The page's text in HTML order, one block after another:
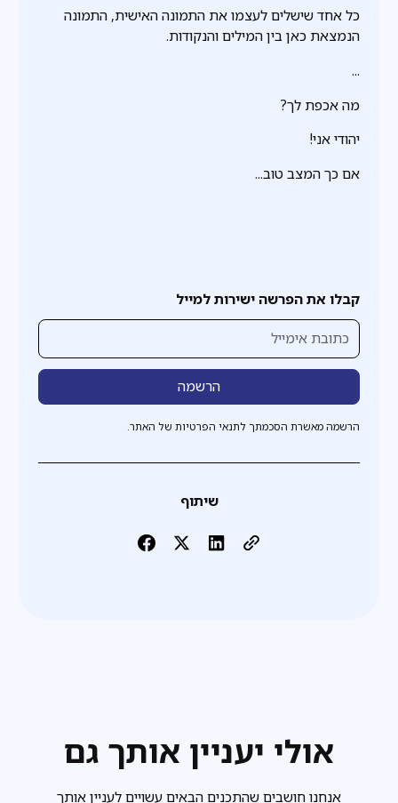
קבלו את הפרשה ישירות למייל
הרשמה מאשרת הסכמתך לתנאי הפרטיות של האתר.
שיתוף
כל אחד שישלים לעצמו את התמונה האישית, התמונה
הנמצאת כאן בין המילים והנקודות.
...
מה אכפת לך?
יהודי אני!
אם כך המצב טוב...
אולי יעניין אותך גם
אנחנו חושבים שהתכנים הבאים עשויים לעניין אותך